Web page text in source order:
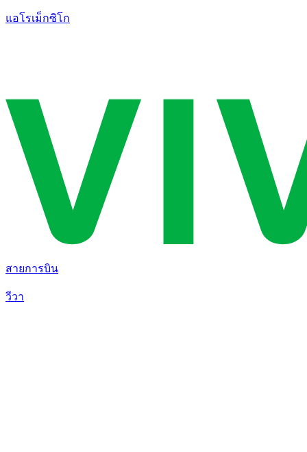
แอโรเม็กซิโก
สายการบิน
วีวา